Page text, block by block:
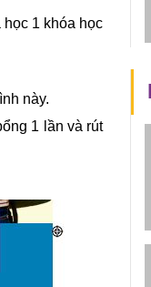
1 khóa học
này.
1 lần và rút